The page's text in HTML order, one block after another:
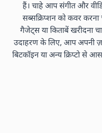
हैं। चाहे आप संगीत और
सब्सक्रिप्शन को कवर करना
गैजेट्स या किताबें खरीदना
उदाहरण के लिए, आप अपनी
बिटकॉइन या अन्य क्रिप्टो से